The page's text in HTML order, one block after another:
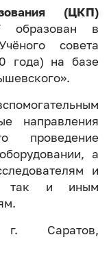
(ЦКП)
образован в
совета
года) на базе
направления
проведение
а
и
так и иным
г. Саратов,